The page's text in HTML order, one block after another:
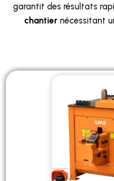
garantit des résultats
chantiernécessitant